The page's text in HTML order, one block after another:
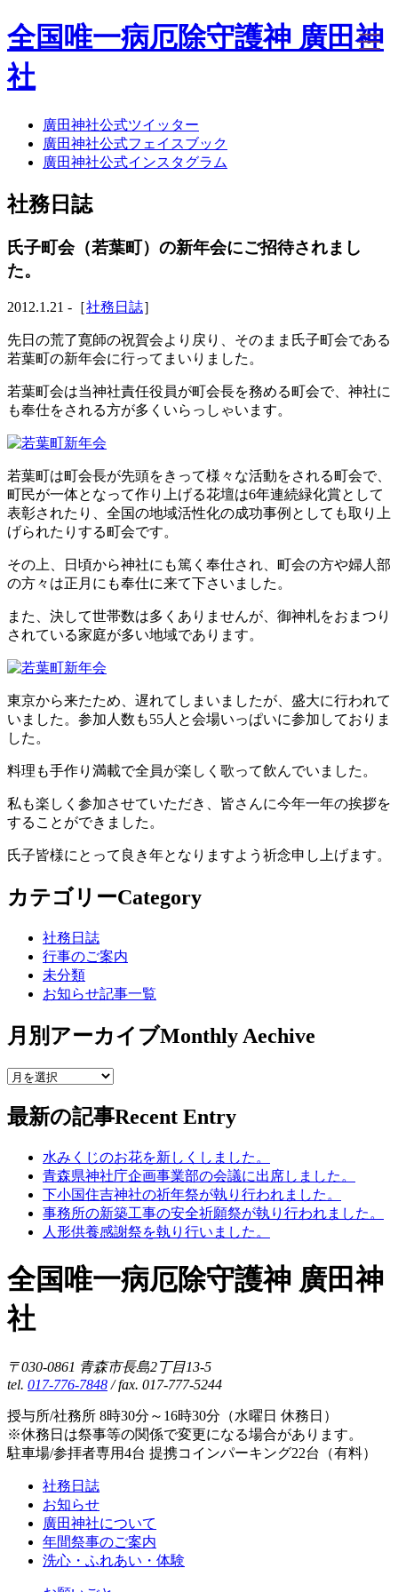
全国唯一病厄除守護神 廣田神
社
ホーム
社務日誌
お知らせ
年間祭事のご案内
お願いごと
神前結婚式
採用情報
八甲田山神社
海葬
古墳型合葬
奉祝記念事業
お問い合わせ
廣田神社公式ツイッター
廣田神社公式フェイスブック
廣田神社公式インスタグラム
社務日誌
氏子町会（若葉町）の新年会にご招待されまし
た。
2012.1.21 -［社務日誌］
先日の荒了寛師の祝賀会より戻り、そのまま氏子町会である
若葉町の新年会に行ってまいりました。
若葉町会は当神社責任役員が町会長を務める町会で、神社に
も奉仕をされる方が多くいらっしゃいます。
若葉町は町会長が先頭をきって様々な活動をされる町会で、
町民が一体となって作り上げる花壇は6年連続緑化賞として
表彰されたり、全国の地域活性化の成功事例としても取り上
げられたりする町会です。
その上、日頃から神社にも篤く奉仕され、町会の方や婦人部
の方々は正月にも奉仕に来て下さいました。
また、決して世帯数は多くありませんが、御神札をおまつり
されている家庭が多い地域であります。
東京から来たため、遅れてしまいましたが、盛大に行われて
いました。参加人数も55人と会場いっぱいに参加しておりま
した。
料理も手作り満載で全員が楽しく歌って飲んでいました。
私も楽しく参加させていただき、皆さんに今年一年の挨拶を
することができました。
氏子皆様にとって良き年となりますよう祈念申し上げます。
カテゴリーCategory
社務日誌
行事のご案内
未分類
お知らせ記事一覧
月別アーカイブMonthly Aechive
最新の記事Recent Entry
水みくじのお花を新しくしました。
青森県神社庁企画事業部の会議に出席しました。
下小国住吉神社の祈年祭が執り行われました。
事務所の新築工事の安全祈願祭が執り行われました。
人形供養感謝祭を執り行いました。
全国唯一病厄除守護神 廣田神
社
〒030-0861 青森市長島2丁目13-5
tel. 017-776-7848 / fax. 017-777-5244
授与所/社務所 8時30分～16時30分（水曜日 休務日）
※休務日は祭事等の関係で変更になる場合があります。
駐車場/参拝者専用4台 提携コインパーキング22台（有料）
社務日誌
お知らせ
廣田神社について
年間祭事のご案内
洗心・ふれあい・体験